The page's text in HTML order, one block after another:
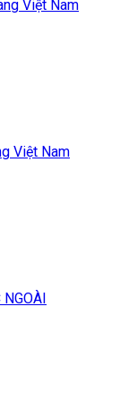
Việt Nam
Việt Nam
NGOÀI